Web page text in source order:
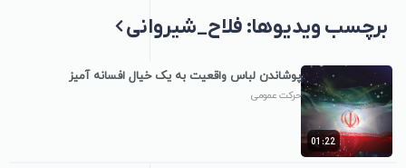
برچسب‌ ویدیوها: فلاح_شیروانی
01:22
پوشاندن لباس واقعیت به یک خیال افسانه آمیز
حرکت عمومی